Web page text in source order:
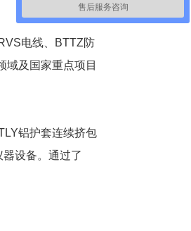
电线、BTTZ防
域及国家重点项目
铝护套连续挤包
设备。通过了
售后服务咨询